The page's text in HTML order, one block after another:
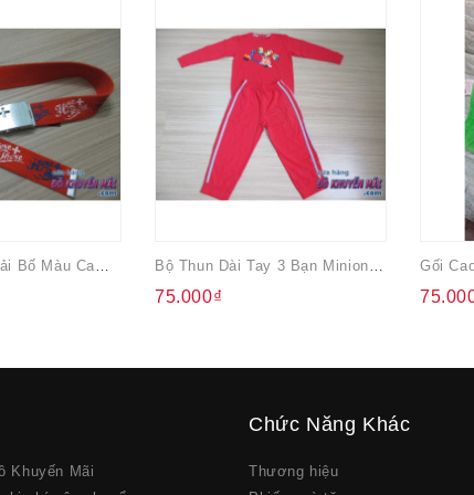
75.000₫
Khuyến Mãi
Chức Năng Khác
Thương hiệu